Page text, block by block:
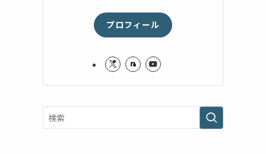
プロフィール